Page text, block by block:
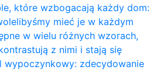
które wzbogacają każdy dom:
mieć je w każdym
w wielu różnych wzorach,
z nimi i stają się
wypoczynkowy: zdecydowanie